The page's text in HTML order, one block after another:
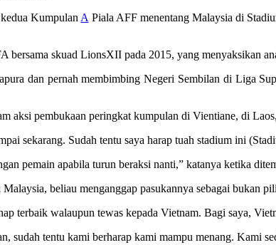
Kumpulan A Piala AFF menentang Malaysia di
bersama skuad LionsXII pada 2015, yang menyaksikan
dan pernah membimbing Negeri Sembilan di Liga
aksi pembukaan peringkat kumpulan di Vientiane, di
sekarang. Sudah tentu saya harap tuah stadium ini
pemain apabila turun beraksi nanti,” katanya ketika
beliau menganggap pasukannya sebagai
terbaik walaupun tewas kepada Vietnam. Bagi saya,
sudah tentu kami berharap kami mampu menang. Kami